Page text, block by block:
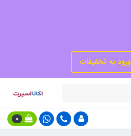
ورود به تخفیفات
0